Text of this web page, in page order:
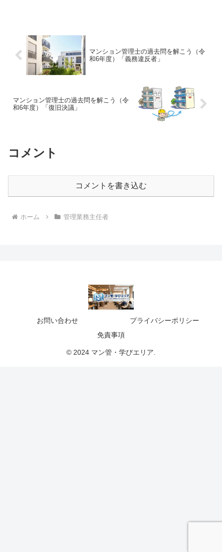
マンション管理士の過去問を解こう（令
和6年度）「義務違反者」
マンション管理士の過去問を解こう（令
和6年度）「復旧決議」
コメント
コメントを書き込む
ホーム 管理業務主任者
お問い合わせ
プライバシーポリシー
免責事項
© 2024 マン管・学びエリア.